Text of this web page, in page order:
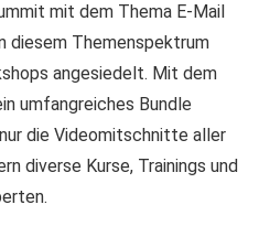
mit dem Thema E-Mail
diesem Themenspektrum
angesiedelt. Mit dem
umfangreiches Bundle
die Videomitschnitte aller
diverse Kurse, Trainings und